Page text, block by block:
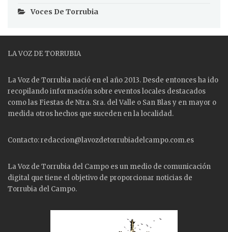
Voces De Torrubia
LA VOZ DE TORRUBIA
La Voz de Torrubia nació en el año 2013. Desde entonces ha ido
recopilando información sobre eventos locales destacados
como las Fiestas de Ntra. Sra. del Valle o San Blas y en mayor o
medida otros hechos que suceden en la localidad.
Contacto: redaccion@lavozdetorrubiadelcampo.com.es
La Voz de Torrubia del Campo es un medio de comunicación
digital que tiene el objetivo de proporcionar noticias de
Torrubia del Campo.